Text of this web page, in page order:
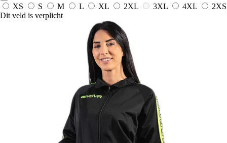
XS S M L XL 2XL 3XL 4XL
2XS
Dit veld is verplicht